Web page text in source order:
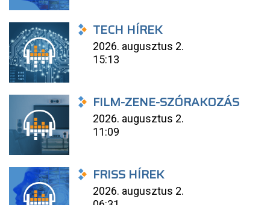
TECH HÍREK
2026. augusztus 2.
15:13
FILM-ZENE-SZÓRAKOZÁS
2026. augusztus 2.
11:09
FRISS HÍREK
2026. augusztus 2.